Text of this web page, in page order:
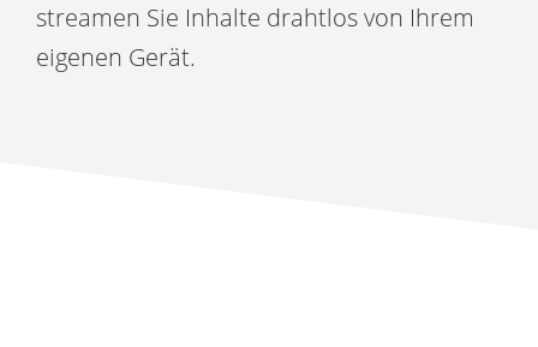
streamen Sie Inhalte drahtlos von Ihrem
eigenen Gerät.